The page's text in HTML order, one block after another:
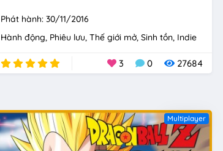
Phát hành: 30/11/2016
Hành động Phiêu lưu Thế giới mở Sinh tồn Indie
3 0 27684
Multiplayer